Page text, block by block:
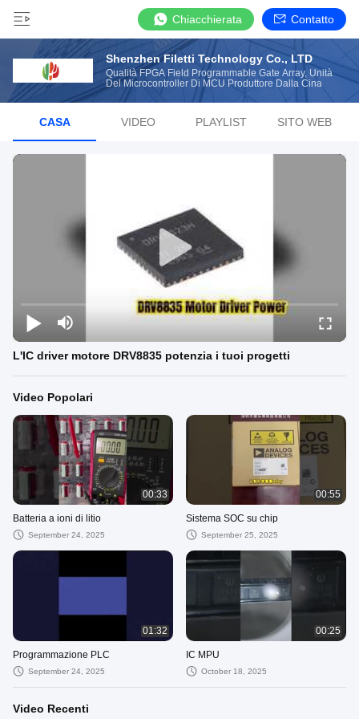
Chiacchierata Contatto
Shenzhen Filetti Technology Co., LTD
Qualità FPGA Field Programmable Gate Array, Unità
Del Microcontroller Di MCU Produttore Dalla Cina
CASA VIDEO PLAYLIST SITO WEB
L'IC driver motore DRV8835 potenzia i tuoi progetti
Video Popolari
00:33
Batteria a ioni di litio
September 24, 2025
00:55
Sistema SOC su chip
September 25, 2025
01:32
Programmazione PLC
September 24, 2025
00:25
IC MPU
October 18, 2025
Video Recenti